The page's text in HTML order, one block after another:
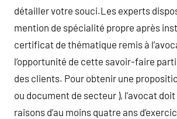
détailler votre souci.Les experts
mention de spécialité propre après
certificat de thématique remis à
l’opportunité de cette savoir-faire
des clients. Pour obtenir une
ou document de secteur ), l’avocat
raisons d’au moins quatre ans